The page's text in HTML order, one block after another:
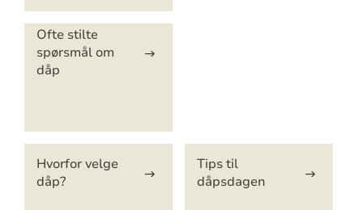
Ofte stilte
spørsmål om
dåp
Hvorfor velge
dåp?
Tips til
dåpsdagen